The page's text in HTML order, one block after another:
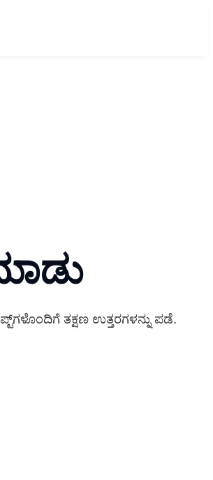
ತಕ್ಷಣ ಉತ್ತರಗಳನ್ನು ಪಡೆ.